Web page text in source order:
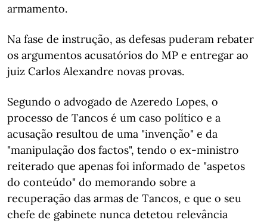
armamento.
Na fase de instrução, as defesas puderam rebater
os argumentos acusatórios do MP e entregar ao
juiz Carlos Alexandre novas provas.
Segundo o advogado de Azeredo Lopes, o
processo de Tancos é um caso político e a
acusação resultou de uma "invenção" e da
"manipulação dos factos", tendo o ex-ministro
reiterado que apenas foi informado de "aspetos
do conteúdo" do memorando sobre a
recuperação das armas de Tancos, e que o seu
chefe de gabinete nunca detetou relevância